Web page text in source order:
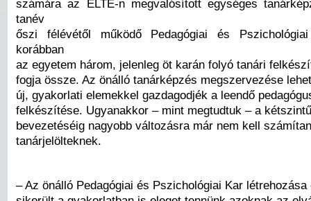
számára az ELTE-n megvalósított egységes
tanév
őszi félévétől működő Pedagógiai és
korábban
az egyetem három, jelenleg öt karán folyó tanári
fogja össze. Az önálló tanárképzés megszervezése
új, gyakorlati elemekkel gazdagodjék a leendő
felkészítése. Ugyanakkor – mint megtudtuk – a
bevezetéséig nagyobb változásra már nem kell
tanárjelölteknek.
– Az önálló Pedagógiai és Pszichológiai Kar létrehozása